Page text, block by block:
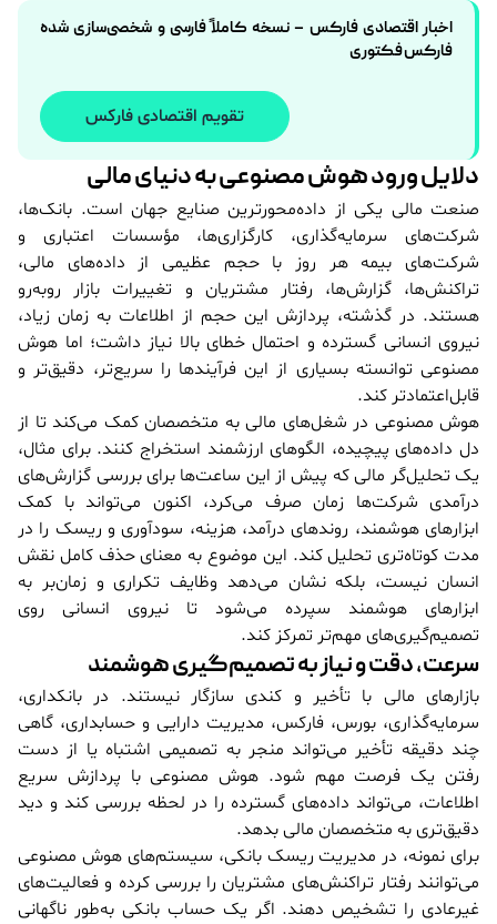
اخبار اقتصادی فارکس – نسخه کاملاً فارسی و شخصی‌سازی شده
فارکس فکتوری
تقویم اقتصادی فارکس
دلایل ورود هوش مصنوعی به دنیای مالی
صنعت مالی یکی از داده‌محورترین صنایع جهان است. بانک‌ها،
شرکت‌های سرمایه‌گذاری، کارگزاری‌ها، مؤسسات اعتباری و
شرکت‌های بیمه هر روز با حجم عظیمی از داده‌های مالی،
تراکنش‌ها، گزارش‌ها، رفتار مشتریان و تغییرات بازار روبه‌رو
هستند. در گذشته، پردازش این حجم از اطلاعات به زمان زیاد،
نیروی انسانی گسترده و احتمال خطای بالا نیاز داشت؛ اما هوش
مصنوعی توانسته بسیاری از این فرآیندها را سریع‌تر، دقیق‌تر و
قابل‌اعتمادتر کند.
هوش مصنوعی در شغل‌های مالی به متخصصان کمک می‌کند تا از
دل داده‌های پیچیده، الگوهای ارزشمند استخراج کنند. برای مثال،
یک تحلیل‌گر مالی که پیش از این ساعت‌ها برای بررسی گزارش‌های
درآمدی شرکت‌ها زمان صرف می‌کرد، اکنون می‌تواند با کمک
ابزارهای هوشمند، روندهای درآمد، هزینه، سودآوری و ریسک را در
مدت کوتاه‌تری تحلیل کند. این موضوع به معنای حذف کامل نقش
انسان نیست، بلکه نشان می‌دهد وظایف تکراری و زمان‌بر به
ابزارهای هوشمند سپرده می‌شود تا نیروی انسانی روی
تصمیم‌گیری‌های مهم‌تر تمرکز کند.
سرعت، دقت و نیاز به تصمیم‌گیری هوشمند
بازارهای مالی با تأخیر و کندی سازگار نیستند. در بانکداری،
سرمایه‌گذاری، بورس، فارکس، مدیریت دارایی و حسابداری، گاهی
چند دقیقه تأخیر می‌تواند منجر به تصمیمی اشتباه یا از دست
رفتن یک فرصت مهم شود. هوش مصنوعی با پردازش سریع
اطلاعات، می‌تواند داده‌های گسترده را در لحظه بررسی کند و دید
دقیق‌تری به متخصصان مالی بدهد.
برای نمونه، در مدیریت ریسک بانکی، سیستم‌های هوش مصنوعی
می‌توانند رفتار تراکنش‌های مشتریان را بررسی کرده و فعالیت‌های
غیرعادی را تشخیص دهند. اگر یک حساب بانکی به‌طور ناگهانی